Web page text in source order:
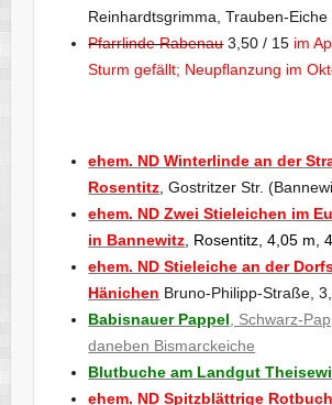
Reinhardtsgrimma, Trauben-Eiche
Pfarrlinde Rabenau3,50 / 15 im
Sturm gefällt; Neupflanzung im
ehem. ND Winterlinde an der
Rosentitz , Gostritzer Str.
ehem. ND Zwei Stieleichen im
in Bannewitz , Rosentitz, 4,05 m,
ehem. ND Stieleiche an der
Hänichen Bruno-Philipp-Straße,
Babisnauer Pappel , Schwarz-
daneben Bismarckeiche
Blutbuche am Landgut
ehem. ND Spitzblättrige